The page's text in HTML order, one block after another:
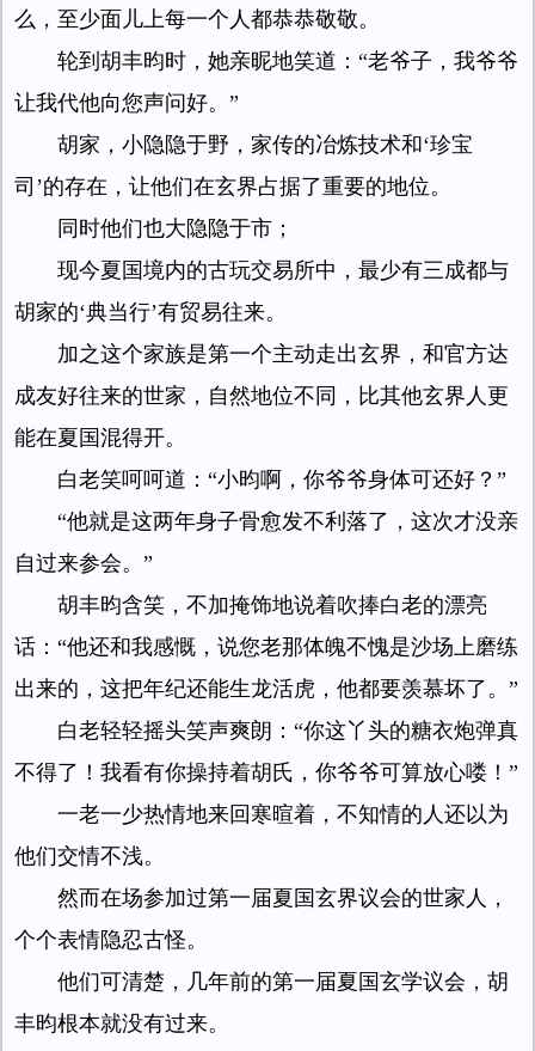
么，至少面儿上每一个人都恭恭敬敬。
轮到胡丰昀时，她亲昵地笑道：“老爷子，我爷爷
让我代他向您声问好。”
胡家，小隐隐于野，家传的冶炼技术和‘珍宝
司’的存在，让他们在玄界占据了重要的地位。
同时他们也大隐隐于市；
现今夏国境内的古玩交易所中，最少有三成都与
胡家的‘典当行’有贸易往来。
加之这个家族是第一个主动走出玄界，和官方达
成友好往来的世家，自然地位不同，比其他玄界人更
能在夏国混得开。
白老笑呵呵道：“小昀啊，你爷爷身体可还好？”
“他就是这两年身子骨愈发不利落了，这次才没亲
自过来参会。”
胡丰昀含笑，不加掩饰地说着吹捧白老的漂亮
话：“他还和我感慨，说您老那体魄不愧是沙场上磨练
出来的，这把年纪还能生龙活虎，他都要羡慕坏了。”
白老轻轻摇头笑声爽朗：“你这丫头的糖衣炮弹真
不得了！我看有你操持着胡氏，你爷爷可算放心喽！”
一老一少热情地来回寒暄着，不知情的人还以为
他们交情不浅。
然而在场参加过第一届夏国玄界议会的世家人，
个个表情隐忍古怪。
他们可清楚，几年前的第一届夏国玄学议会，胡
丰昀根本就没有过来。